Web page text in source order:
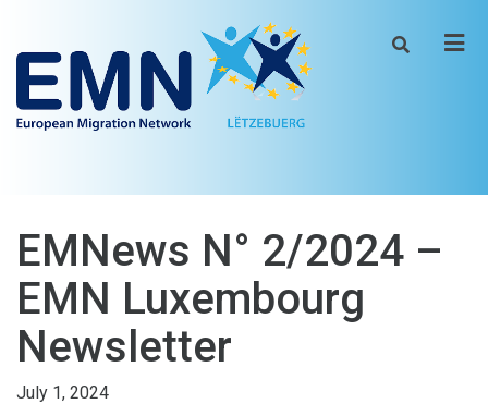
EMNews N° 2/2024 –
EMN Luxembourg
Newsletter
July 1, 2024